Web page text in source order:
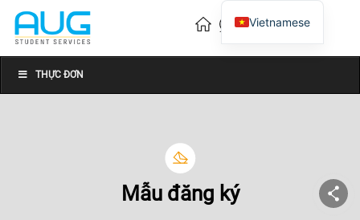
THỰC ĐƠN
Mẫu đăng ký
Vietnamese